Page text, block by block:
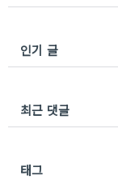
인기 글
최근 댓글
태그